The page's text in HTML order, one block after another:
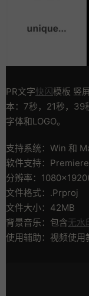
PR文字快闪模板 竖
本：7秒，21秒，39
字体和LOGO。
支持系统：Win 和
软件支持：
分辨率：
文件格式：.Prproj
文件大小：42MB
背景音乐：包含无水
使用辅助：视频使用